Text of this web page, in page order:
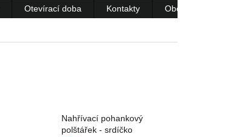
Otevírací doba Kontakty Obchodní
Nahřívací pohankový
polštářek - srdíčko